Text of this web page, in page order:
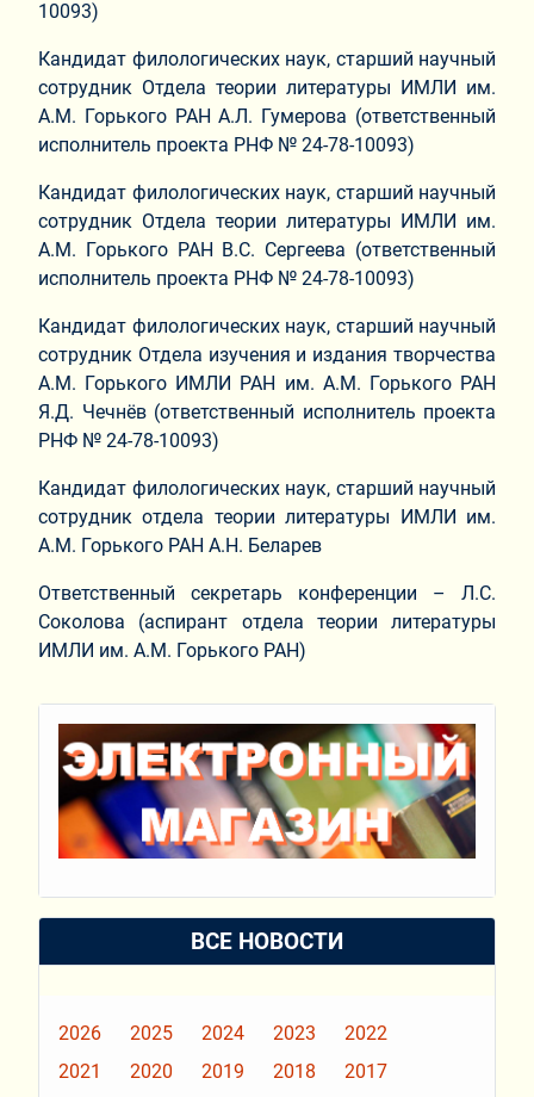
10093)
Кандидат филологических наук, старший научный
сотрудник Отдела теории литературы ИМЛИ им.
А.М. Горького РАН А.Л. Гумерова (ответственный
исполнитель проекта РНФ № 24-78-10093)
Кандидат филологических наук, старший научный
сотрудник Отдела теории литературы ИМЛИ им.
А.М. Горького РАН В.С. Сергеева (ответственный
исполнитель проекта РНФ № 24-78-10093)
Кандидат филологических наук, старший научный
сотрудник Отдела изучения и издания творчества
А.М. Горького ИМЛИ РАН им. А.М. Горького РАН
Я.Д. Чечнёв (ответственный исполнитель проекта
РНФ № 24-78-10093)
Кандидат филологических наук, старший научный
сотрудник отдела теории литературы ИМЛИ им.
А.М. Горького РАН А.Н. Беларев
Ответственный секретарь конференции – Л.С.
Соколова (аспирант отдела теории литературы
ИМЛИ им. А.М. Горького РАН)
ВСЕ НОВОСТИ
2026 2025 2024 2023
2022
2021
2020 2019 2018
2017